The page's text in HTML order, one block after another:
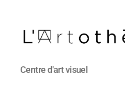
L'Artothèque
Centre d'art visuel